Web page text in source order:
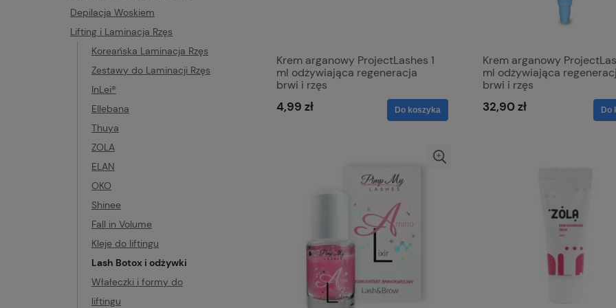
Depilacja Woskiem
Lifting i Laminacja Rzęs
Koreańska Laminacja Rzęs
Zestawy do Laminacji Rzęs
InLei®
Ellebana
Thuya
ZOLA
ELAN
OKO
Shinee
Fall in Volume
Kleje do liftingu
Lash Botox i odżywki
Włałeczki i formy do
liftingu
Krem arganowy ProjectLashes 1
ml odżywiająca regeneracja
brwi i rzęs
4,99 zł Do koszyka
Krem arganowy
ml odżywiająca
brwi i rzęs
32,90 zł Do